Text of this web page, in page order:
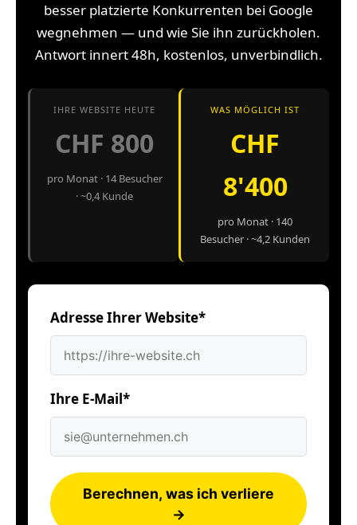
besser platzierte Konkurrenten bei Google
wegnehmen — und wie Sie ihn zurückholen.
Antwort innert 48h, kostenlos, unverbindlich.
IHRE WEBSITE HEUTE
CHF 800
pro Monat · 14 Besucher
· ~0,4 Kunde
WAS MÖGLICH IST
CHF
8'400
pro Monat · 140
Besucher · ~4,2 Kunden
Adresse Ihrer Website*
Ihre E-Mail*
Berechnen, was ich verliere
→